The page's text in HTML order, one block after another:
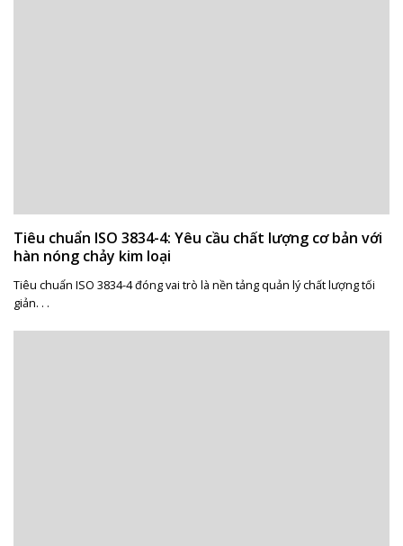
Tiêu chuẩn ISO 3834-4: Yêu cầu chất lượng cơ bản với
hàn nóng chảy kim loại
Tiêu chuẩn ISO 3834-4 đóng vai trò là nền tảng quản lý chất lượng tối
giản. . .